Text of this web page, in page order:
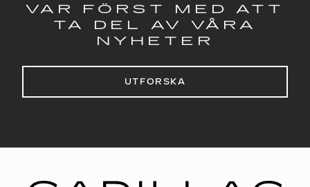
VAR FÖRST MED ATT
TA DEL AV VÅRA
NYHETER
UTFORSKA